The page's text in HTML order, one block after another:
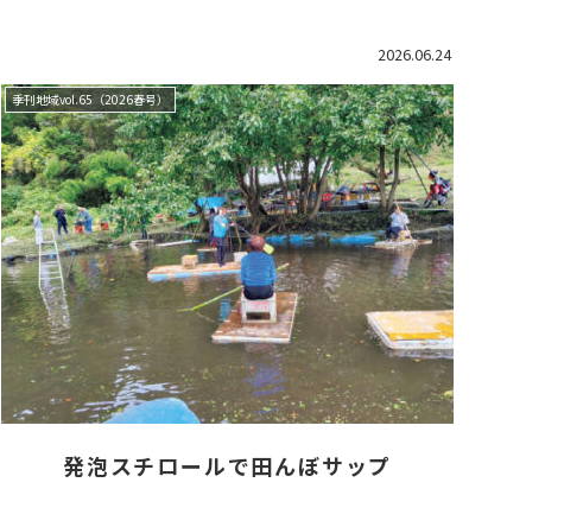
2026.06.24
季刊地域vol.65（2026春号）
発泡スチロールで田んぼサップ